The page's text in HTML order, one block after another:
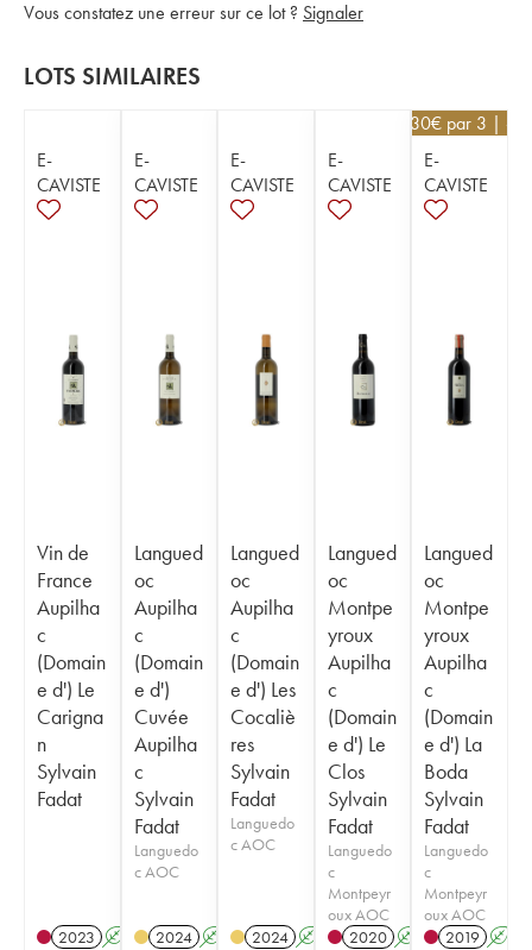
Vous constatez une erreur sur ce lot ? Signaler
LOTS SIMILAIRES
E-
CAVISTE
Vin de
France
Aupilha
c
(Domain
e d') Le
Carigna
n
Sylvain
Fadat
2023 A
E-
CAVISTE
Langued
oc
Aupilha
c
(Domain
e d')
Cuvée
Aupilha
c
Sylvain
Fadat
Languedo
c AOC
2024 A
E-
CAVISTE
Langued
oc
Aupilha
c
(Domain
e d') Les
Cocaliè
res
Sylvain
Fadat
Languedo
c AOC
2024 A
E-
CAVISTE
Langued
oc
Montpe
yroux
Aupilha
c
(Domain
e d') Le
Clos
Sylvain
Fadat
Languedo
c
Montpeyr
oux AOC
2020 A
32,30€ par 3 | -
E-
CAVISTE
Langued
oc
Montpe
yroux
Aupilha
c
(Domain
e d') La
Boda
Sylvain
Fadat
Languedo
c
Montpeyr
oux AOC
2019 A